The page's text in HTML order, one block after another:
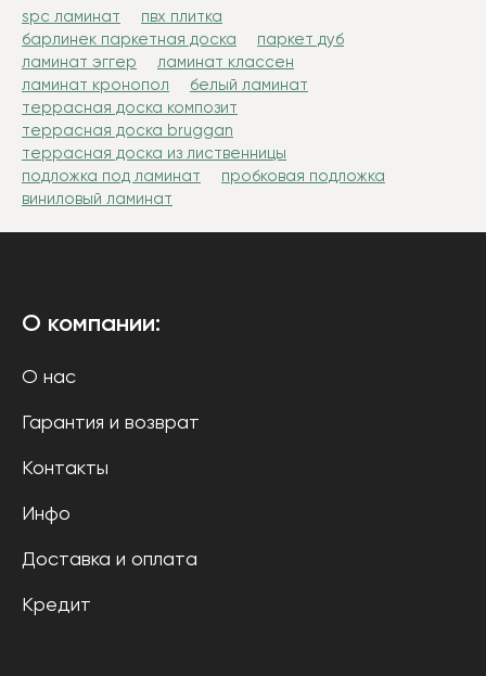
spc ламинат
пвх плитка
барлинек паркетная доска
паркет дуб
ламинат эггер
ламинат классен
ламинат кронопол
белый ламинат
террасная доска композит
террасная доска bruggan
террасная доска из лиственницы
подложка под ламинат
пробковая подложка
виниловый ламинат
О компании:
О нас
Гарантия и возврат
Контакты
Инфо
Доставка и оплата
Кредит